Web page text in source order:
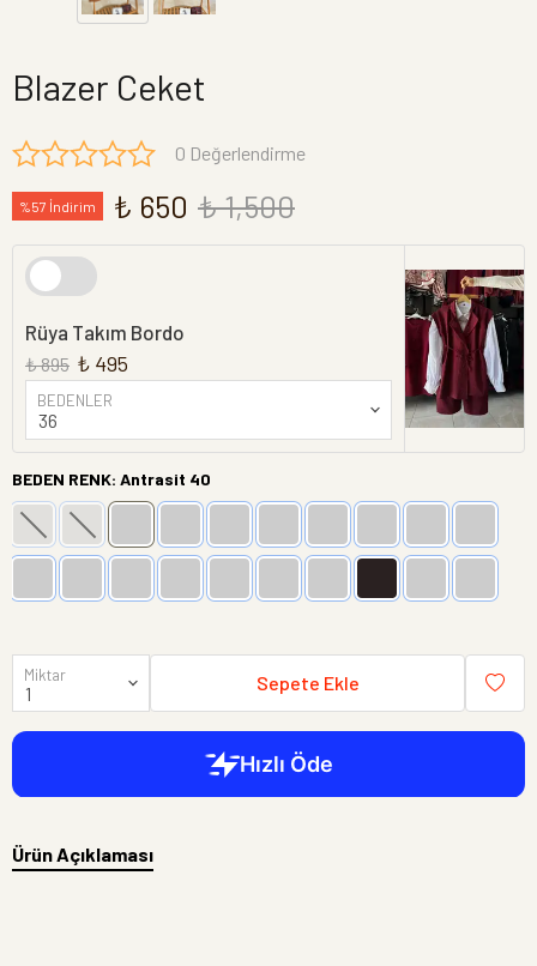
Blazer Ceket
0 Değerlendirme
%57 İndirim ₺ 650 ₺ 1,500
Rüya Takım Bordo
₺ 895 ₺ 495
BEDENLER
BEDEN RENK: Antrasit 40
Miktar Sepete Ekle
Ürün Açıklaması